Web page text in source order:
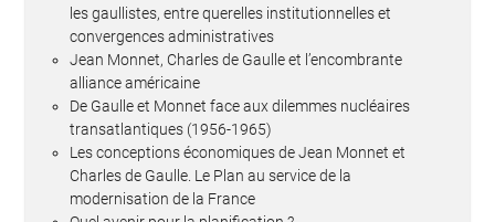
les gaullistes, entre querelles institutionnelles et
convergences administratives
Jean Monnet, Charles de Gaulle et l’encombrante
alliance américaine
De Gaulle et Monnet face aux dilemmes nucléaires
transatlantiques (1956-1965)
Les conceptions économiques de Jean Monnet et
Charles de Gaulle. Le Plan au service de la
modernisation de la France